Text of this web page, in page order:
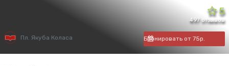
5
497 отзывов
Пл. Якуба Коласа Бронировать от 75р.